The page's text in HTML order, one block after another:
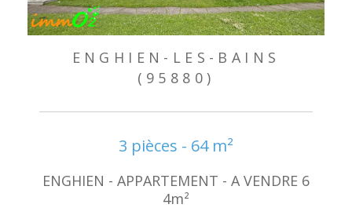
ENGHIEN-LES-BAINS
(95880)
3 pièces - 64 m²
ENGHIEN - APPARTEMENT - A VENDRE 6
4m²